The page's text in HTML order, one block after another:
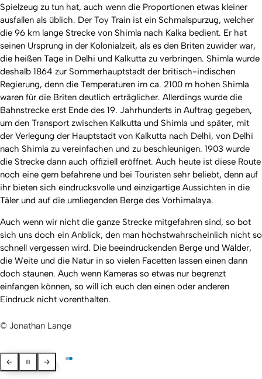
Spielzeug zu tun hat, auch wenn die Proportionen etwas kleiner
ausfallen als üblich. Der Toy Train ist ein Schmalspurzug, welcher
die 96 km lange Strecke von Shimla nach Kalka bedient. Er hat
seinen Ursprung in der Kolonialzeit, als es den Briten zuwider war,
die heißen Tage in Delhi und Kalkutta zu verbringen. Shimla wurde
deshalb 1864 zur Sommerhauptstadt der britisch-indischen
Regierung, denn die Temperaturen im ca. 2100 m hohen Shimla
waren für die Briten deutlich erträglicher. Allerdings wurde die
Bahnstrecke erst Ende des 19. Jahrhunderts in Auftrag gegeben,
um den Transport zwischen Kalkutta und Shimla und später, mit
der Verlegung der Hauptstadt von Kalkutta nach Delhi, von Delhi
nach Shimla zu vereinfachen und zu beschleunigen. 1903 wurde
die Strecke dann auch offiziell eröffnet. Auch heute ist diese Route
noch eine gern befahrene und bei Touristen sehr beliebt, denn auf
ihr bieten sich eindrucksvolle und einzigartige Aussichten in die
Täler und auf die umliegenden Berge des Vorhimalaya.
Auch wenn wir nicht die ganze Strecke mitgefahren sind, so bot
sich uns doch ein Anblick, den man höchstwahrscheinlich nicht so
schnell vergessen wird. Die beeindruckenden Berge und Wälder,
die Weite und die Natur in so vielen Facetten lassen einen dann
doch staunen. Auch wenn Kameras so etwas nur begrenzt
einfangen können, so will ich euch den einen oder anderen
Eindruck nicht vorenthalten.
© Jonathan Lange
ZurückPausierenWeiter